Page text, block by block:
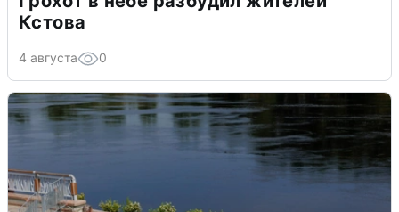
Кстова
4 августа 0